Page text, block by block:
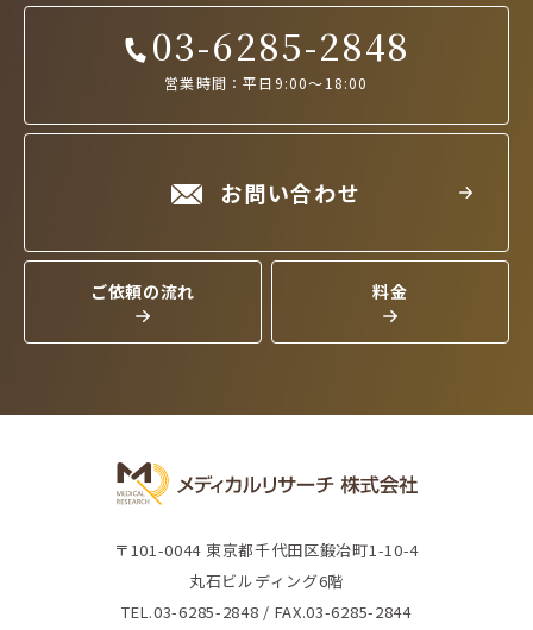
03-6285-2848
営業時間：平日9:00～18:00
お問い合わせ
ご依頼の流れ 料金
〒101-0044 東京都千代田区鍛冶町1-10-4
丸石ビルディング6階
TEL.03-6285-2848 / FAX.03-6285-2844